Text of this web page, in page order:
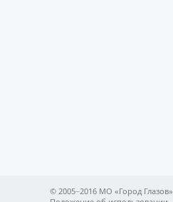
© 2005−2016 МО «Город Глазов»